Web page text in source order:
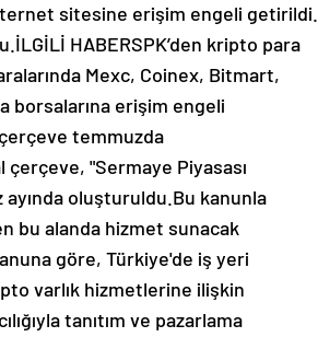
sitesine erişim engeli getirildi.
HABERSPK’den kripto para
Mexc, Coinex, Bitmart,
borsalarına erişim engeli
temmuzda
"Sermaye Piyasası
ayında oluşturuldu.Bu kanunla
bu alanda hizmet sunacak
göre, Türkiye'de iş yeri
varlık hizmetlerine ilişkin
tanıtım ve pazarlama